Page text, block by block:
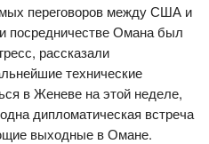
переговоров между США и
посредничестве Омана был
рассказали
технические
в Женеве на этой неделе,
дипломатическая встреча
выходные в Омане.